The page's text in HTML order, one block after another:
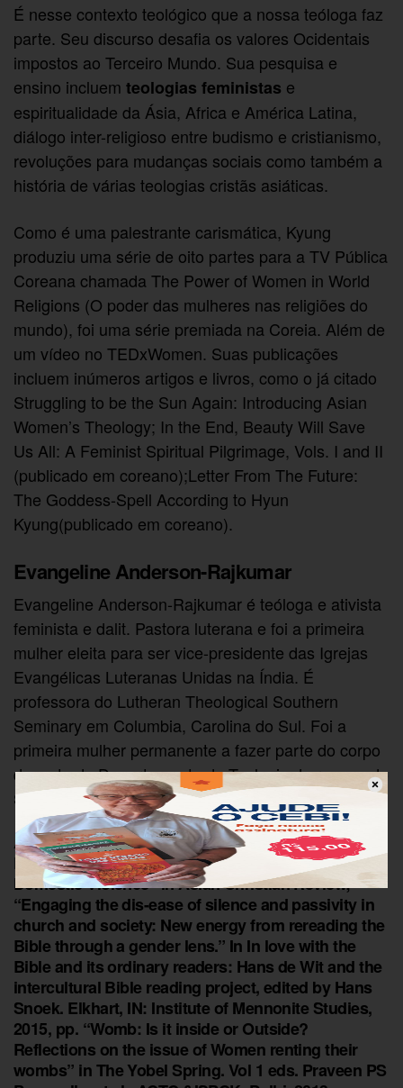
É nesse contexto teológico que a nossa teóloga faz
parte. Seu discurso desafia os valores Ocidentais
impostos ao Terceiro Mundo. Sua pesquisa e
ensino incluemteologias feministas e
espiritualidade da Ásia, Africa e América Latina,
diálogo inter-religioso entre budismo e cristianismo,
revoluções para mudanças sociais como também a
história de várias teologias cristãs asiáticas.
Como é uma palestrante carismática, Kyung
produziu uma série de oito partes para a TV Pública
Coreana chamada The Power of Women in World
Religions (O poder das mulheres nas religiões do
mundo), foi uma série premiada na Coreia. Além de
um vídeo no TEDxWomen. Suas publicações
incluem inúmeros artigos e livros, como o já citado
Struggling to be the Sun Again: Introducing Asian
Women’s Theology; In the End, Beauty Will Save
Us All: A Feminist Spiritual Pilgrimage, Vols. I and II
(publicado em coreano);Letter From The Future:
The Goddess-Spell According to Hyun
Kyung(publicado em coreano).
Evangeline Anderson-Rajkumar
Evangeline Anderson-Rajkumar é teóloga e ativista
feminista e dalit. Pastora luterana e foi a primeira
mulher eleita para ser vice-presidente das Igrejas
Evangélicas Luteranas Unidas na Índia. É
professora do Lutheran Theological Southern
Seminary em Columbia, Carolina do Sul. Foi a
primeira mulher permanente a fazer parte do corpo
docente do Departamento de Teologia do renomado
Serampore College.
Alguns de seus escritos: “The Violence of Silence:
Reviewing the Church’s stance on the issue of
Domestic Violence” in Asian Christian Review;
“Engaging the dis-ease of silence and passivity in
church and society: New energy from rereading the
Bible through a gender lens.” In In love with the
Bible and its ordinary readers: Hans de Wit and the
intercultural Bible reading project, edited by Hans
Snoek. Elkhart, IN: Institute of Mennonite Studies,
2015, pp. “Womb: Is it inside or Outside?
Reflections on the issue of Women renting their
wombs” in The Yobel Spring. Vol 1 eds. Praveen PS